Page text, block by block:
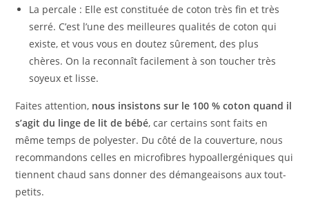
La percale : Elle est constituée de coton très fin et très
serré. C’est l’une des meilleures qualités de coton qui
existe, et vous vous en doutez sûrement, des plus
chères. On la reconnaît facilement à son toucher très
soyeux et lisse.
Faites attention, nous insistons sur le 100 % coton quand il
s’agit du linge de lit de bébé, car certains sont faits en
même temps de polyester. Du côté de la couverture, nous
recommandons celles en microfibres hypoallergéniques qui
tiennent chaud sans donner des démangeaisons aux tout-
petits.